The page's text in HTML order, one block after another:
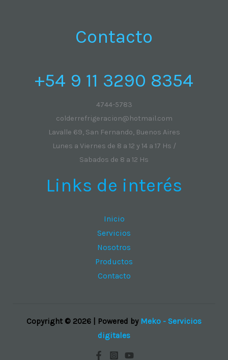
Contacto
+54 9 11 3290 8354
4744-5783
colderrefrigeracion@hotmail.com
Lavalle 69, San Fernando, Buenos Aires
Lunes a Viernes de 8 a 12 y 14 a 17 Hs /
Sabados de 8 a 12 Hs
Links de interés
Inicio
Servicios
Nosotros
Productos
Contacto
Copyright © 2026 | Powered by Meko - Servicios
digitales